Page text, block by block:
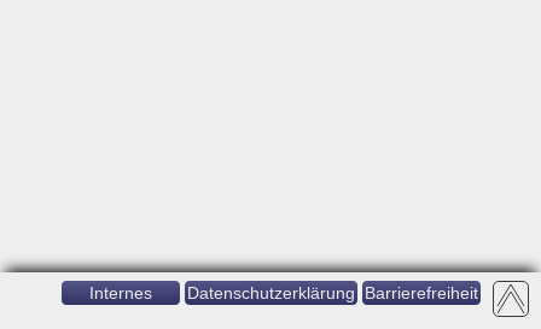
Internes Datenschutzerklärung Barrierefreiheit